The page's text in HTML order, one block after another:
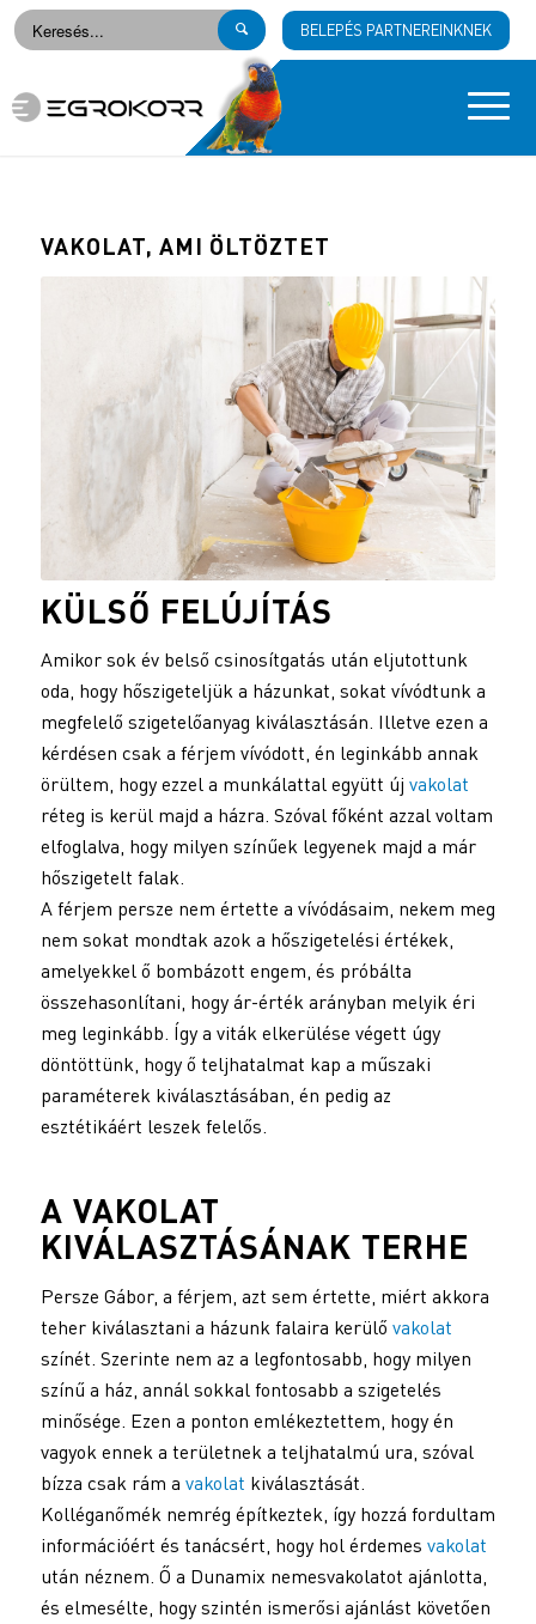
BELEPÉS PARTNEREINKNEK
VAKOLAT, AMI ÖLTÖZTET
KÜLSŐ FELÚJÍTÁS
Amikor sok év belső csinosítgatás után eljutottunk
oda, hogy hőszigeteljük a házunkat, sokat vívódtunk a
megfelelő szigetelőanyag kiválasztásán. Illetve ezen a
kérdésen csak a férjem vívódott, én leginkább annak
örültem, hogy ezzel a munkálattal együtt új vakolat
réteg is kerül majd a házra. Szóval főként azzal voltam
elfoglalva, hogy milyen színűek legyenek majd a már
hőszigetelt falak.
A férjem persze nem értette a vívódásaim, nekem meg
nem sokat mondtak azok a hőszigetelési értékek,
amelyekkel ő bombázott engem, és próbálta
összehasonlítani, hogy ár-érték arányban melyik éri
meg leginkább. Így a viták elkerülése végett úgy
döntöttünk, hogy ő teljhatalmat kap a műszaki
paraméterek kiválasztásában, én pedig az
esztétikáért leszek felelős.
A VAKOLAT
KIVÁLASZTÁSÁNAK TERHE
Persze Gábor, a férjem, azt sem értette, miért akkora
teher kiválasztani a házunk falaira kerülő vakolat
színét. Szerinte nem az a legfontosabb, hogy milyen
színű a ház, annál sokkal fontosabb a szigetelés
minősége. Ezen a ponton emlékeztettem, hogy én
vagyok ennek a területnek a teljhatalmú ura, szóval
bízza csak rám a vakolat kiválasztását.
Kolléganőmék nemrég építkeztek, így hozzá fordultam
információért és tanácsért, hogy hol érdemes vakolat
után néznem. Ő a Dunamix nemesvakolatot ajánlotta,
és elmesélte, hogy szintén ismerősi ajánlást követően